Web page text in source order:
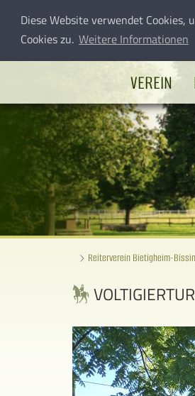
Diese Website verwendet
Cookies zu. Weitere Informationen
VEREIN
Reiterverein Bietigheim-